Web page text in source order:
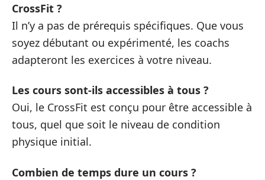
CrossFit ?
Il n’y a pas de prérequis spécifiques. Que vous
soyez débutant ou expérimenté, les coachs
adapteront les exercices à votre niveau.
Les cours sont-ils accessibles à tous ?
Oui, le CrossFit est conçu pour être accessible à
tous, quel que soit le niveau de condition
physique initial.
Combien de temps dure un cours ?